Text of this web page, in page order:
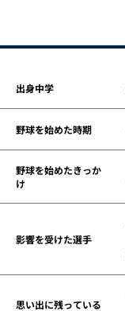
出身中学
野球を始めた時期
野球を始めたきっか
け
影響を受けた選手
思い出に残っている